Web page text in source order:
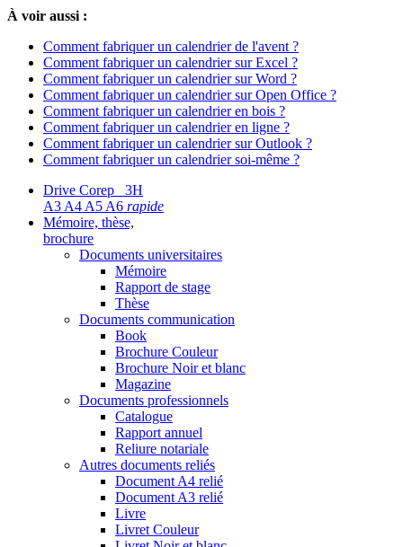
À voir aussi :
Comment fabriquer un calendrier de l'avent ?
Comment fabriquer un calendrier sur Excel ?
Comment fabriquer un calendrier sur Word ?
Comment fabriquer un calendrier sur Open Office ?
Comment fabriquer un calendrier en bois ?
Comment fabriquer un calendrier en ligne ?
Comment fabriquer un calendrier sur Outlook ?
Comment fabriquer un calendrier soi-même ?
Drive Corep 3H
A3 A4 A5 A6 rapide
Mémoire, thèse,
brochure
Documents universitaires
Mémoire
Rapport de stage
Thèse
Documents communication
Book
Brochure Couleur
Brochure Noir et blanc
Magazine
Documents professionnels
Catalogue
Rapport annuel
Reliure notariale
Autres documents reliés
Document A4 relié
Document A3 relié
Livre
Livret Couleur